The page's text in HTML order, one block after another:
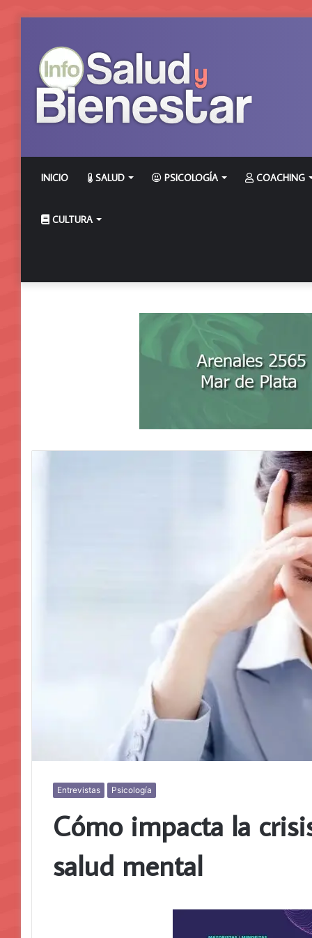
INICIO SALUD PSICOLOGÍA COACHING
CULTURA
Entrevistas Psicología
Cómo impacta la
salud mental